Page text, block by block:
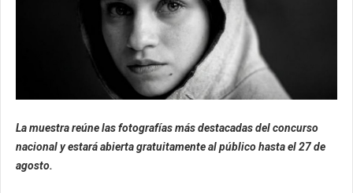
La muestra reúne las fotografías más destacadas del concurso
nacional y estará abierta gratuitamente al público hasta el 27 de
agosto.